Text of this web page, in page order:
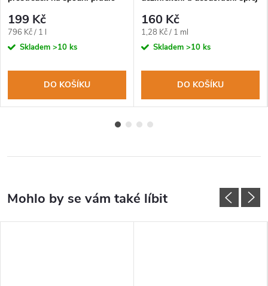
199 Kč
Měrná
cena:
796 Kč / 1 l
Skladem >10 ks
DO KOŠÍKU
160 Kč
Měrná
cena:
1,28 Kč / 1 ml
Skladem >10 ks
DO KOŠÍKU